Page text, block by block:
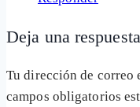
Deja una respuesta
Tu dirección de correo
campos obligatorios